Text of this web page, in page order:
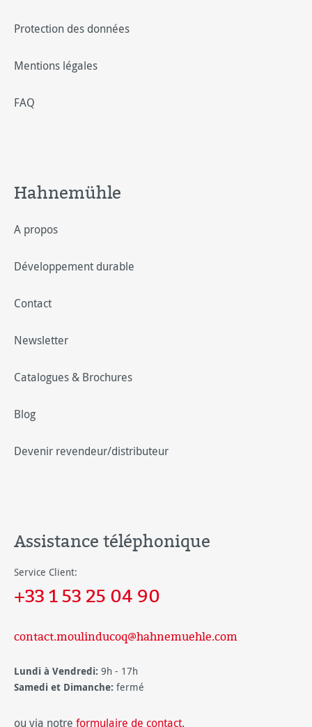
Protection des données
Mentions légales
FAQ
Hahnemühle
A propos
Développement durable
Contact
Newsletter
Catalogues & Brochures
Blog
Devenir revendeur/distributeur
Assistance téléphonique
Service Client:
+33 1 53 25 04 90
contact.moulinducoq@hahnemuehle.com
Lundi à Vendredi: 9h - 17h
Samedi et Dimanche: fermé
ou via notre formulaire de contact.